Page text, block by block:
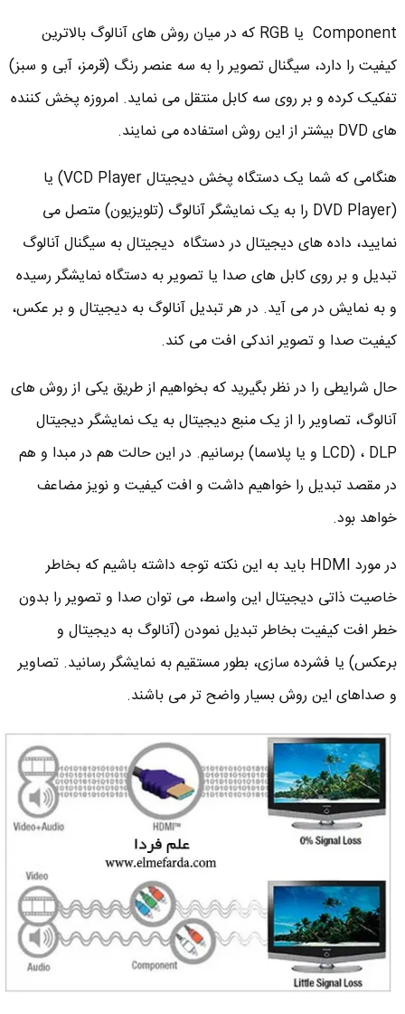
Component یا RGB که در میان روش های آنالوگ بالاترین
کیفیت را دارد، سیگنال تصویر را به سه عنصر رنگ (قرمز، آبی و سبز)
تفکیک کرده و بر روی سه کابل منتقل می نماید. امروزه پخش کننده
های DVD بیشتر از این روش استفاده می نمایند.
هنگامی که شما یک دستگاه پخش دیجیتال VCD Player) یا
(DVD Player را به یک نمایشگر آنالوگ (تلویزیون) متصل می
نمایید، داده های دیجیتال در دستگاه دیجیتال به سیگنال آنالوگ
تبدیل و بر روی کابل های صدا یا تصویر به دستگاه نمایشگر رسیده
و به نمایش در می آید. در هر تبدیل آنالوگ به دیجیتال و بر عکس،
کیفیت صدا و تصویر اندکی افت می کند.
حال شرایطی را در نظر بگیرید که بخواهیم از طریق یکی از روش های
آنالوگ، تصاویر را از یک منبع دیجیتال به یک نمایشگر دیجیتال
LCD) ، DLP و یا پلاسما) برسانیم. در این حالت هم در مبدا و هم
در مقصد تبدیل را خواهیم داشت و افت کیفیت و نویز مضاعف
خواهد بود.
در مورد HDMI باید به این نکته توجه داشته باشیم که بخاطر
خاصیت ذاتی دیجیتال این واسط، می توان صدا و تصویر را بدون
خطر افت کیفیت بخاطر تبدیل نمودن (آنالوگ به دیجیتال و
برعکس) یا فشرده سازی، بطور مستقیم به نمایشگر رسانید. تصاویر
و صداهای این روش بسیار واضح تر می باشند.